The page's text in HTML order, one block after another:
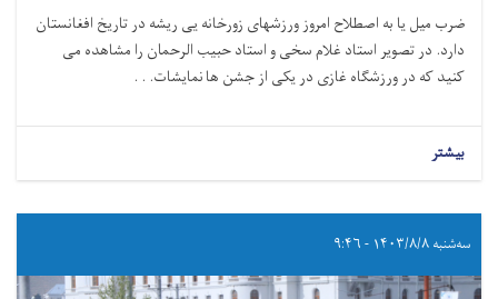
ضرب میل یا به اصطلاح امروز ورزشهای زورخانه یی ریشه در تاریخ افغانستان
دارد. در تصویر استاد غلام سخی و استاد حبیب الرحمان را مشاهده می
کنید که در ورزشگاه غازی در یکی از جشن ها نمایشات. . .
بیشتر
سه‌شنبه ۱۴۰۳/۸/۸ - ۹:۴۶